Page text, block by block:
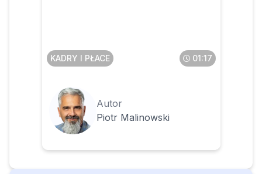
KADRY I PŁACE 01:17
Autor
Piotr Malinowski